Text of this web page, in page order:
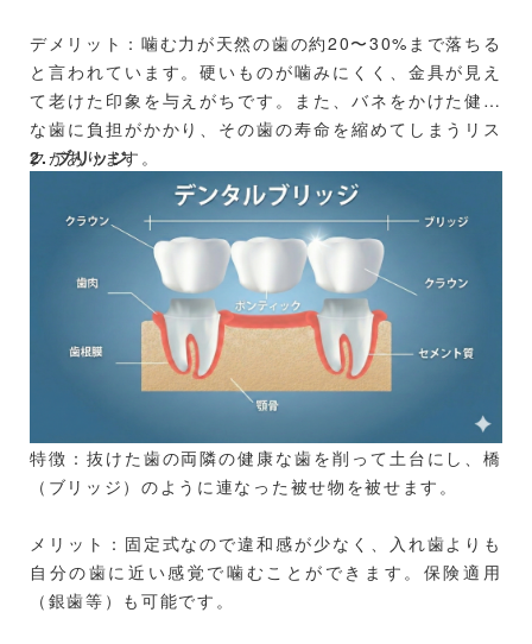
デメリット：噛む力が天然の歯の約20〜30%まで落ちる
と言われています。硬いものが噛みにくく、金具が見え
て老けた印象を与えがちです。また、バネをかけた健康
な歯に負担がかかり、その歯の寿命を縮めてしまうリス
クがあります。
2. ブリッジ
特徴：抜けた歯の両隣の健康な歯を削って土台にし、橋
（ブリッジ）のように連なった被せ物を被せます。
メリット：固定式なので違和感が少なく、入れ歯よりも
自分の歯に近い感覚で噛むことができます。保険適用
（銀歯等）も可能です。